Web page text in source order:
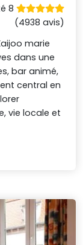
8
(4938 avis)
marie
dans une
bar animé,
central en
vie locale et